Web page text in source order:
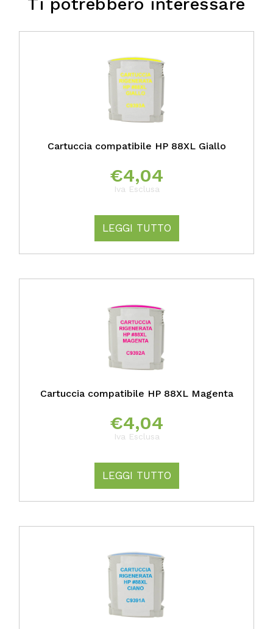
Ti potrebbero interessare
Cartuccia compatibile HP 88XL Giallo
€4,04
Iva Esclusa
LEGGI TUTTO
Cartuccia compatibile HP 88XL Magenta
€4,04
Iva Esclusa
LEGGI TUTTO